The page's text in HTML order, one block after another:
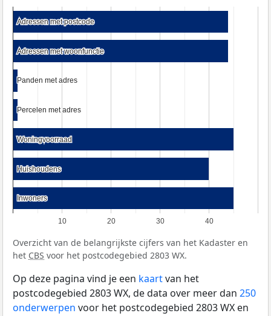
10 20 30 40
Adressen met postcode
Adressen met postcode
Adressen met woonfunctie
Adressen met woonfunctie
Panden met adres
Panden met adres
Percelen met adres
Percelen met adres
Woningvoorraad
Woningvoorraad
Huishoudens
Huishoudens
Inwoners
Inwoners
Overzicht van de belangrijkste cijfers van het Kadaster en
het CBS voor het postcodegebied 2803 WX.
Op deze pagina vind je een kaartvan het
postcodegebied 2803 WX, de data over meer dan 250
onderwerpen voor het postcodegebied 2803 WX en